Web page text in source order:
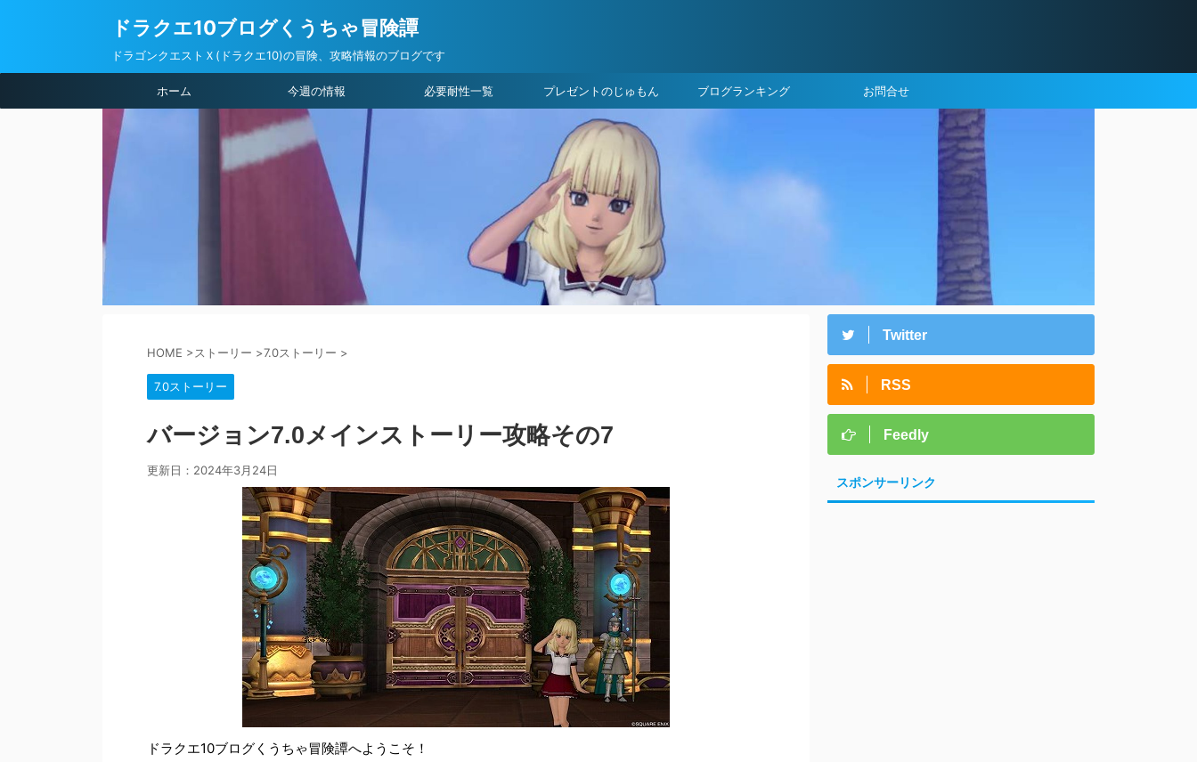
ドラクエ10ブログくうちゃ冒険譚
ドラゴンクエストＸ(ドラクエ10)の冒険、攻略情報のブログです
ホーム 今週の情報 必要耐性一覧 プレゼントのじゅもん ブログランキング お問合せ
HOME >ストーリー >7.0ストーリー >
7.0ストーリー
バージョン7.0メインストーリー攻略その7
更新日： 2024年3月24日
ドラクエ10ブログくうちゃ冒険譚へようこそ！
Twitter
RSS
Feedly
スポンサーリンク